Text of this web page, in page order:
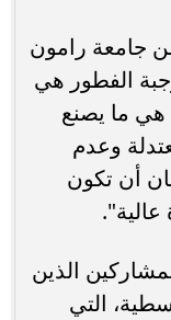
جامعة رامون
الفطور هي
هي ما يصنع
وعدم
أن تكون
عالية".
الذين
التي